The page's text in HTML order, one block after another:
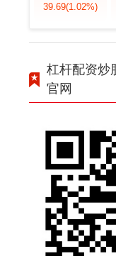
39.69(1.02%)
杠杆配资炒
官网